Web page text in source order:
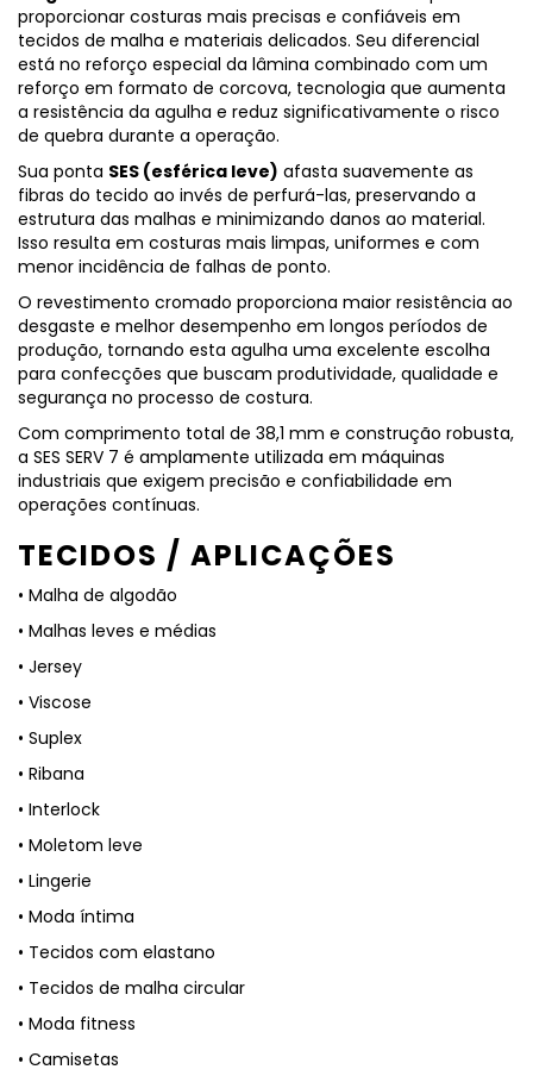
proporcionar costuras mais precisas e confiáveis em
tecidos de malha e materiais delicados. Seu diferencial
está no reforço especial da lâmina combinado com um
reforço em formato de corcova, tecnologia que aumenta
a resistência da agulha e reduz significativamente o risco
de quebra durante a operação.
Sua ponta SES (esférica leve) afasta suavemente as
fibras do tecido ao invés de perfurá-las, preservando a
estrutura das malhas e minimizando danos ao material.
Isso resulta em costuras mais limpas, uniformes e com
menor incidência de falhas de ponto.
O revestimento cromado proporciona maior resistência ao
desgaste e melhor desempenho em longos períodos de
produção, tornando esta agulha uma excelente escolha
para confecções que buscam produtividade, qualidade e
segurança no processo de costura.
Com comprimento total de 38,1 mm e construção robusta,
a SES SERV 7 é amplamente utilizada em máquinas
industriais que exigem precisão e confiabilidade em
operações contínuas.
TECIDOS / APLICAÇÕES
• Malha de algodão
• Malhas leves e médias
• Jersey
• Viscose
• Suplex
• Ribana
• Interlock
• Moletom leve
• Lingerie
• Moda íntima
• Tecidos com elastano
• Tecidos de malha circular
• Moda fitness
• Camisetas